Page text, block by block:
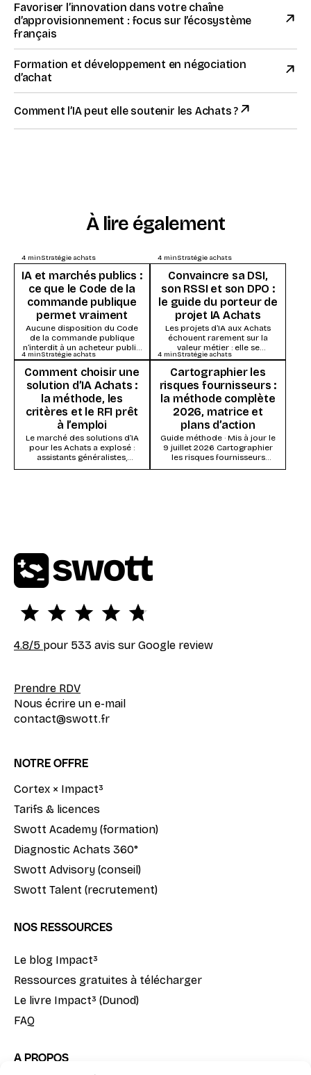
Favoriser l’innovation dans votre chaîne
d’approvisionnement : focus sur l’écosystème
français
Formation et développement en négociation
d’achat
Comment l’IA peut elle soutenir les Achats ?
À lire également
4 minStratégie achats
IA et marchés publics :
ce que le Code de la
commande publique
permet vraiment
Aucune disposition du Code
de la commande publique
n’interdit à un acheteur public
d’utiliser l’intelligence
artificielle. Ce qui s’impose,
ce...
4 minStratégie achats
Convaincre sa DSI,
son RSSI et son DPO :
le guide du porteur de
projet IA Achats
Les projets d’IA aux Achats
échouent rarement sur la
valeur métier : elle se
démontre vite. Ils s’enlisent
dans la...
4 minStratégie achats
Comment choisir une
solution d’IA Achats :
la méthode, les
critères et le RFI prêt
à l’emploi
Le marché des solutions d’IA
pour les Achats a explosé :
assistants généralistes,
modules IA des suites Source-
4 minStratégie achats
Cartographier les
risques fournisseurs :
la méthode complète
2026, matrice et
plans d’action
Guide méthode · Mis à jour le
9 juillet 2026 Cartographier
les risques fournisseurs
consiste à évaluer chaque
4.8/5 pour 533 avis sur Google review
Prendre RDV
Nous écrire un e-mail
contact@swott.fr
NOTRE OFFRE
Cortex × Impact³
Tarifs & licences
Swott Academy (formation)
Diagnostic Achats 360°
Swott Advisory (conseil)
Swott Talent (recrutement)
NOS RESSOURCES
Le blog Impact³
Ressources gratuites à télécharger
Le livre Impact³ (Dunod)
FAQ
A PROPOS